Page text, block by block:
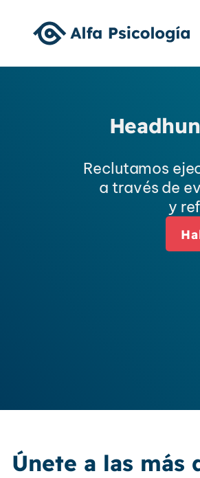
Reclutamos
a través de
y
Únete a las